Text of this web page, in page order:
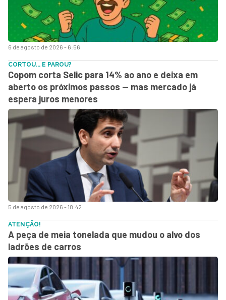
6 de agosto de 2026 - 6:56
5 de agosto de 2026 - 18:42
CORTOU... E PAROU?
Copom corta Selic para 14% ao ano e deixa em
aberto os próximos passos — mas mercado já
espera juros menores
ATENÇÃO!
A peça de meia tonelada que mudou o alvo dos
ladrões de carros